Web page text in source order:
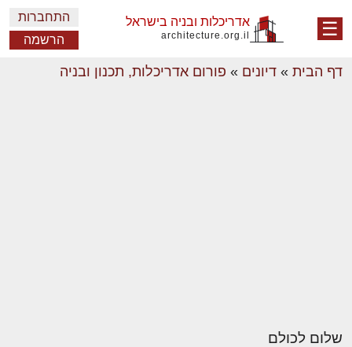
☰ אדריכלות ובניה בישראל
architecture.org.il
התחברות
הרשמה
דף הבית » דיונים » פורום אדריכלות, תכנון ובניה
שלום לכולם